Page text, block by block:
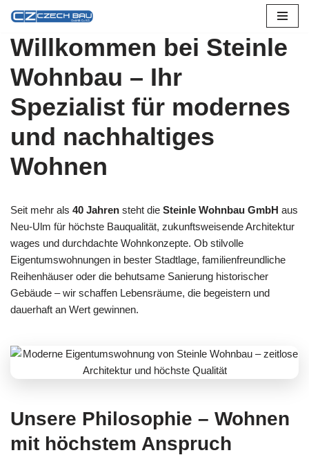
Zum
Inhalt
springen
Willkommen bei Steinle
Wohnbau – Ihr
Spezialist für modernes
und nachhaltiges
Wohnen
Seit mehr als 40 Jahren steht die Steinle Wohnbau GmbH aus
Neu-Ulm für höchste Bauqualität, zukunftsweisende Architektur
wages und durchdachte Wohnkonzepte. Ob stilvolle
Eigentumswohnungen in bester Stadtlage, familienfreundliche
Reihenhäuser oder die behutsame Sanierung historischer
Gebäude – wir schaffen Lebensräume, die begeistern und
dauerhaft an Wert gewinnen.
Unsere Philosophie – Wohnen
mit höchstem Anspruch